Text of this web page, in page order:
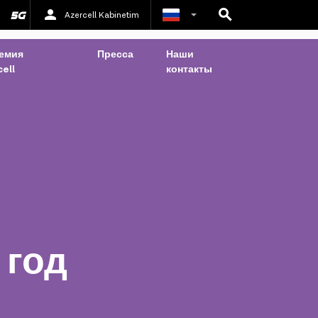
Azercell Kabinetim
Азербайджанский
Пресса
Наши
контакты